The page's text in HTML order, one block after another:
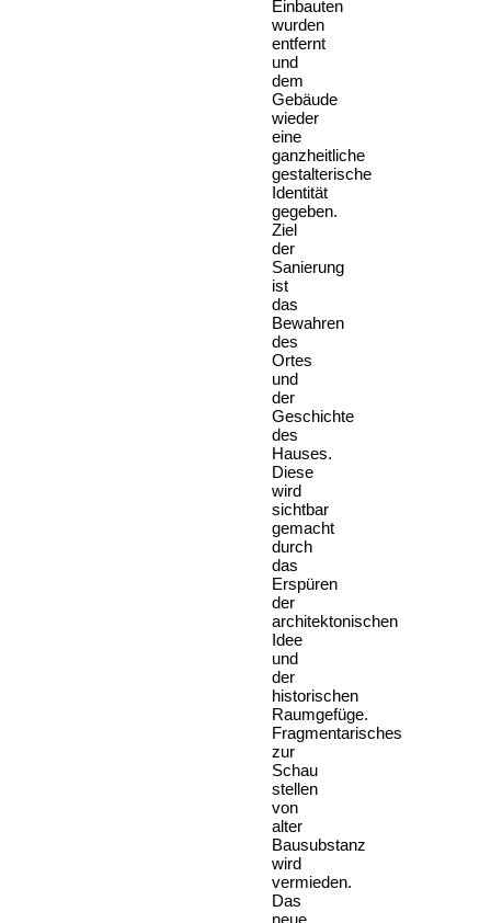
Einbauten
wurden
entfernt
und
dem
Gebäude
wieder
eine
ganzheitliche
gestalterische
Identität
gegeben.
Ziel
der
Sanierung
ist
das
Bewahren
des
Ortes
und
der
Geschichte
des
Hauses.
Diese
wird
sichtbar
gemacht
durch
das
Erspüren
der
architektonischen
Idee
und
der
historischen
Raumgefüge.
Fragmentarisches
zur
Schau
stellen
von
alter
Bausubstanz
wird
vermieden.
Das
neue